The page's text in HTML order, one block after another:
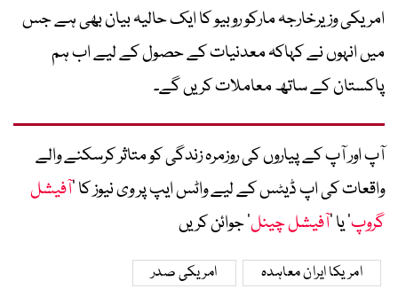
امریکی وزیرخارجہ مارکو روبیو کا ایک حالیہ بیان بھی ہے جس
میں انہوں نے کہاکہ معدنیات کے حصول کے لیے اب ہم
پاکستان کے ساتھ معاملات کریں گے۔
آپ اور آپ کے پیاروں کی روزمرہ زندگی کو متاثر کرسکنے والے
واقعات کی اپ ڈیٹس کے لیے واٹس ایپ پر وی نیوز کا ’آفیشل
گروپ‘ یا ’آفیشل چینل‘ جوائن کریں
امریکا ایران معاہدہ
امریکی صدر